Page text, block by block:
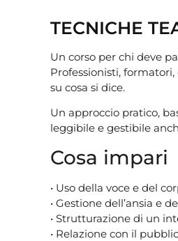
TECNICHE
Un corso per chi deve
Professionisti,
su cosa si dice.
Un approccio pratico,
leggibile e gestibile
Cosa impari
• Uso della voce e del
• Gestione dell’ansia e
• Strutturazione di un
• Relazione con il